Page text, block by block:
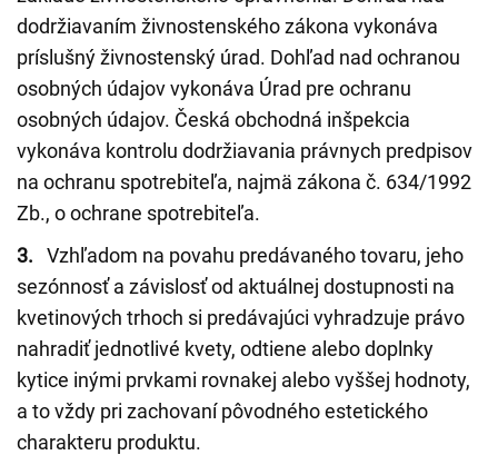
dodržiavaním živnostenského zákona vykonáva
príslušný živnostenský úrad. Dohľad nad ochranou
osobných údajov vykonáva Úrad pre ochranu
osobných údajov. Česká obchodná inšpekcia
vykonáva kontrolu dodržiavania právnych predpisov
na ochranu spotrebiteľa, najmä zákona č. 634/1992
Zb., o ochrane spotrebiteľa.
3. Vzhľadom na povahu predávaného tovaru, jeho
sezónnosť a závislosť od aktuálnej dostupnosti na
kvetinových trhoch si predávajúci vyhradzuje právo
nahradiť jednotlivé kvety, odtiene alebo doplnky
kytice inými prvkami rovnakej alebo vyššej hodnoty,
a to vždy pri zachovaní pôvodného estetického
charakteru produktu.